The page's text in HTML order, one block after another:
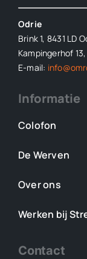
Odrie
Brink 1, 8431 LD
Kampingerhof
E-mail:
Informatie
Colofon
De Werven
Over ons
Werken bij
Contact